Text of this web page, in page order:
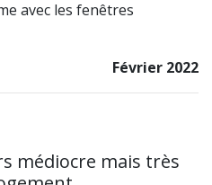
avec les fenêtres
Février 2022
médiocre mais très